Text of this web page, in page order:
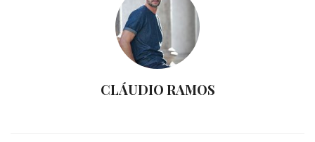
CLÁUDIO RAMOS